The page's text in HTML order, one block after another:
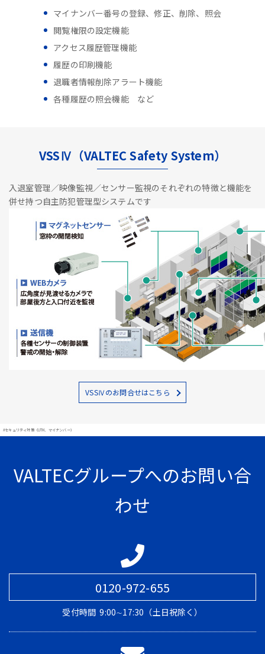
マイナンバー番号の登録、修正、削除、照会
閲覧権限の設定機能
アクセス履歴管理機能
履歴の印刷機能
退職者情報削除アラート機能
各種履歴の照会機能 など
VSSⅣ（VALTEC Safety System）
入退室管理／映像監視／センサー監視のそれぞれの特徴と機能を
併せ持つ自主防犯管理型システムです
VSSⅣのお問合せはこちら
#セキュリティ対策（UTM、マイナンバー）
VALTECグループへのお問い合
わせ
0120-972-655
受付時間 9:00∼17:30（土日祝除く）